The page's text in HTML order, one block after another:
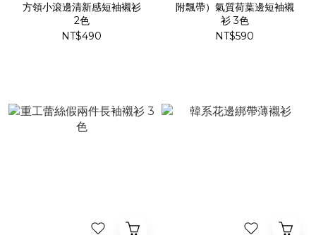
方領小滾邊清新感短袖襯衫
2色
NT$490
附飄帶）氣質荷葉邊短袖襯
衫 3色
NT$590